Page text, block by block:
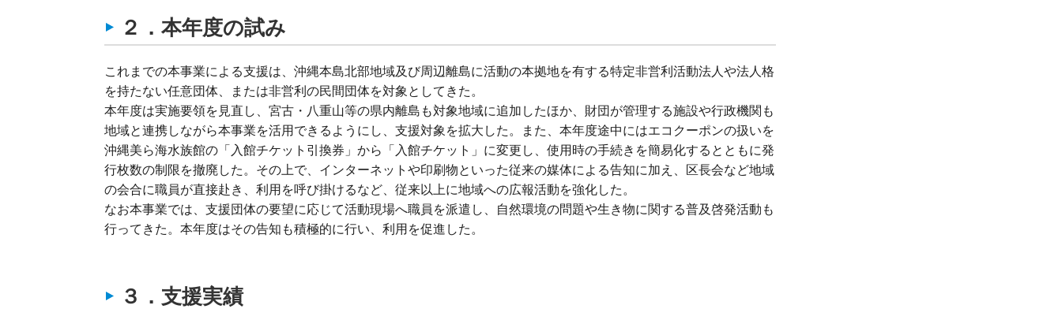
２．本年度の試み
これまでの本事業による支援は、沖縄本島北部地域及び周辺離島に活動の本拠地を有する特定非営利活動法人や法人格
を持たない任意団体、または非営利の民間団体を対象としてきた。
本年度は実施要領を見直し、宮古・八重山等の県内離島も対象地域に追加したほか、財団が管理する施設や行政機関も
地域と連携しながら本事業を活用できるようにし、支援対象を拡大した。また、本年度途中にはエコクーポンの扱いを
沖縄美ら海水族館の「入館チケット引換券」から「入館チケット」に変更し、使用時の手続きを簡易化するとともに発
行枚数の制限を撤廃した。その上で、インターネットや印刷物といった従来の媒体による告知に加え、区長会など地域
の会合に職員が直接赴き、利用を呼び掛けるなど、従来以上に地域への広報活動を強化した。
なお本事業では、支援団体の要望に応じて活動現場へ職員を派遣し、自然環境の問題や生き物に関する普及啓発活動も
行ってきた。本年度はその告知も積極的に行い、利用を促進した。
３．支援実績